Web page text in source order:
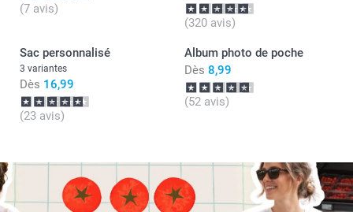
(7 avis)
(320 avis)
Sac personnalisé
3 variantes
Dès 16,99
(23 avis)
Album photo de poche
Dès 8,99
(52 avis)